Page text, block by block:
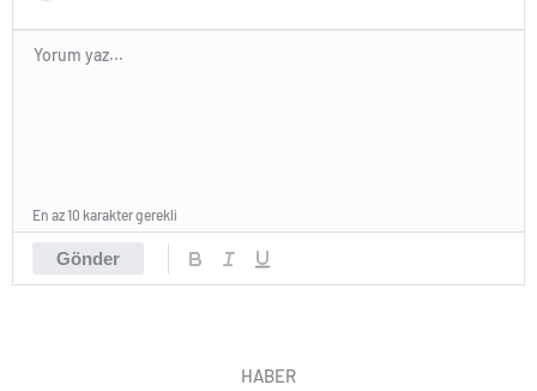
Gönder
En az 10 karakter gerekli
HABER